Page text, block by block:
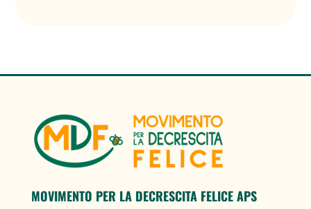
MOVIMENTO PER LA DECRESCITA FELICE APS